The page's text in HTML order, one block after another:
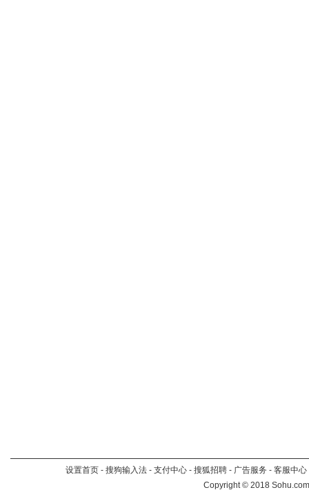
设置首页 - 搜狗输入法 - 支付中心 - 搜狐招聘 - 广告服务 - 客服中心
Copyright©2018